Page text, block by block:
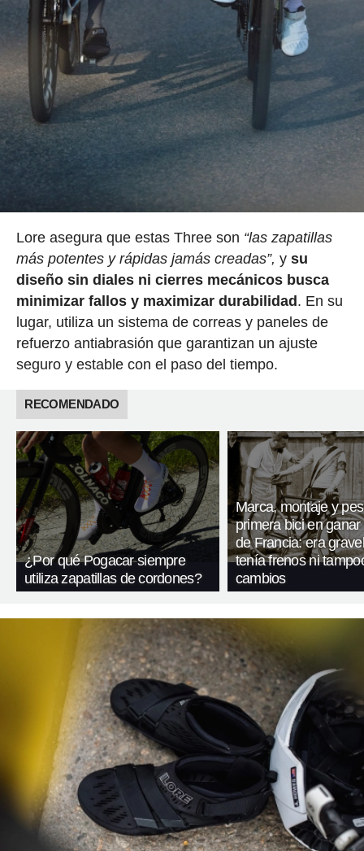
Lore asegura que estas Three son “las zapatillas
más potentes y rápidas jamás creadas”, y su
diseño sin diales ni cierres mecánicos busca
minimizar fallos y maximizar durabilidad. En su
lugar, utiliza un sistema de correas y paneles de
refuerzo antiabrasión que garantizan un ajuste
seguro y estable con el paso del tiempo.
RECOMENDADO
¿Por qué Pogacar siempre
utiliza zapatillas de cordones?
Marca, montaje y
primera bici en ganar
de Francia: era
tenía frenos ni
cambios